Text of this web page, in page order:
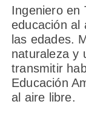
Ingeniero en
educación al
las edades.
naturaleza y
transmitir
Educación
al aire libre.